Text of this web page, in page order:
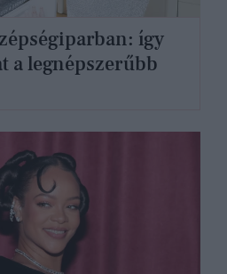
így
a legnépszerűbb